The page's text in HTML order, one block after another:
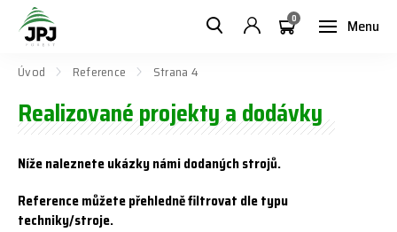
Menu
0
Úvod Reference Strana 4
Realizované projekty a dodávky
Níže naleznete ukázky námi dodaných strojů.
Reference můžete přehledně filtrovat dle typu
techniky/stroje.